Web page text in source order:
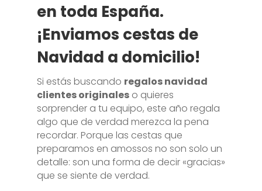
en toda España.
¡Enviamos cestas de
Navidad a domicilio!
Si estás buscando regalos navidad
clientes originaleso quieres
sorprender a tu equipo, este año regala
algo que de verdad merezca la pena
recordar. Porque las cestas que
preparamos en amossos no son solo un
detalle: son una forma de decir «gracias»
que se siente de verdad.